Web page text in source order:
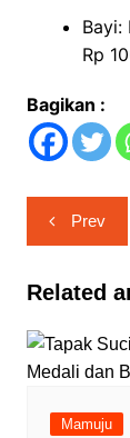
Bayi:
Rp
Bagikan :
Navigasi
pos
Prev
Related
Mamuju